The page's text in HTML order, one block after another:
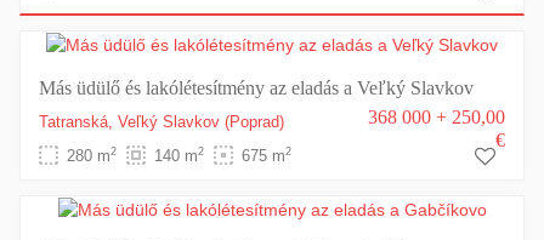
Más üdülő és lakólétesítmény az eladás a Veľký Slavkov
Tatranská, Veľký Slavkov (Poprad)
280 m2 140 m2 675 m2
368 000 + 250,00
€